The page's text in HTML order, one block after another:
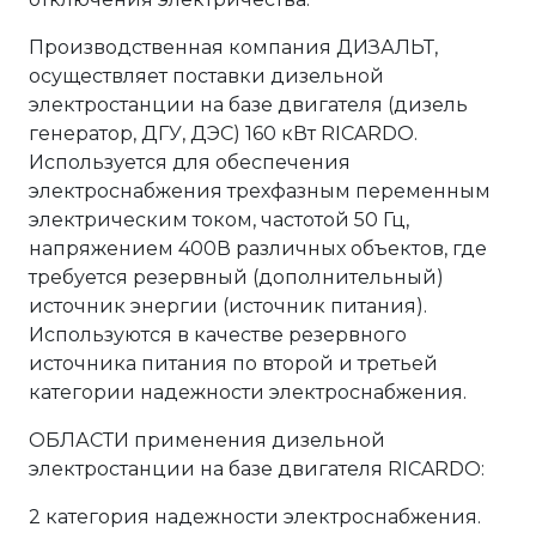
Производственная компания ДИЗАЛЬТ,
осуществляет поставки дизельной
электростанции на базе двигателя (дизель
генератор, ДГУ, ДЭС) 160 кВт RICARDO.
Используется для обеспечения
электроснабжения трехфазным переменным
электрическим током, частотой 50 Гц,
напряжением 400В различных объектов, где
требуется резервный (дополнительный)
источник энергии (источник питания).
Используются в качестве резервного
источника питания по второй и третьей
категории надежности электроснабжения.
ОБЛАСТИ применения дизельной
электростанции на базе двигателя RICARDO:
2 категория надежности электроснабжения.